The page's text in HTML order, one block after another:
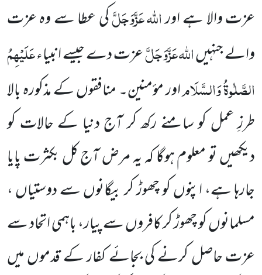
عزت والا ہے اوراللہعَزَّوَجَلَّکی عطا سے وہ عزت
والے جنہیںاللہعَزَّوَجَلَّعزت دے جیسے انبیاءعَلَیْہِمُ
الصَّلٰوۃُ وَالسَّلَاماور مؤمنین۔ منافقوں کے مذکورہ بالا
طرزِ عمل کو سامنے رکھ کر آج دنیا کے حالات کو
دیکھیں تو معلوم ہوگا کہ یہ مرض آج کل بکثرت پایا
جارہا ہے، اپنوں کو چھوڑ کر بیگانوں سے دوستیاں ،
مسلمانوں کو چھوڑ کر کافروں سے پیار، باہمی اتحاد سے
عزت حاصل کرنے کی بجائے کفار کے قدموں میں